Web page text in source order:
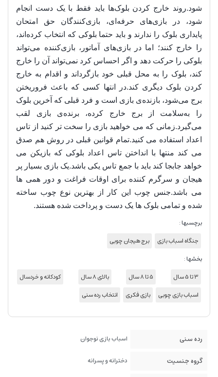
شود.روند خارج کردن بلوک‌ها باید فقط با یک دست انجام
شود، در بازی‌های حرفه‌ای، بازی‌کنندگان حق امتحان
پایداری بلوک را ندارند و باید حتما بلوکی که انتخاب کرده‌اند،
را خارج کنند؛ اما در بازی‌های آماتور، بازی‌کننده می‌تواند
بلوکی را حرکت دهد و اگر احساس کرد نمی‌تواند آن را خارج
کند، بلوک را به محل قبلی خود بازگرداند و اقدام به خارج
کردن بلوک دیگری کند.در انتها کسی که باعث فروریختن
برج می‌شود، بازنده‌ی بازی است و فرد قبلی که آخرین بلوک
را به‌سلامت از برج خارج کرده، برنده‌ی بازی لقب
می‌گیرد.زمانی که می خواهید بازی را سخت تر کنید از تاس
اعداد استفاده می کنید.تمام قوانین قبلی در روش هم صدق
می کند منتها با انداختن تاس اعداد بلوکی که بازیکن می
خواهد جابجا کند باید با جمع تاس یکی باشد.یک بازی بسیار پر
هیجان و سرگرم کننده برای اوقات فراغت و دور همی ها
می باشد.جنس چوب این کار از بهترین نوع چوب ساخته
شده و تمامی بلوک ها یک دست و پرداخت شده هستند.
برچسبها :
جنگاه اسباب بازی
برج هیجان چوبی
بخشها :
3 تا 5 سال
5 تا 8 سال بالای 8 سال
کودکانه و خردسال
اسباب بازی چوبی
بازی فکری انتخاب رده سنی
رده سنی اسباب بازی نوجوان
گروه جنسیت دخترانه و پسرانه